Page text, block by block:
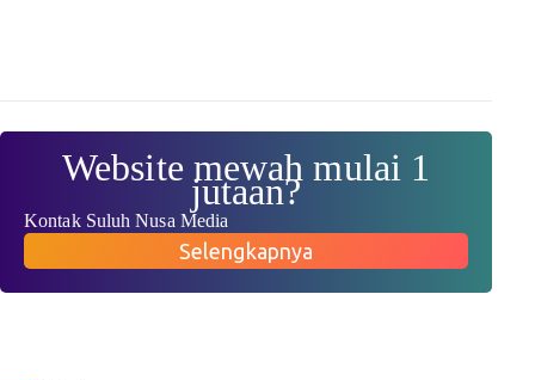
Website mewah mulai 1
jutaan?
Kontak Suluh Nusa Media
Selengkapnya